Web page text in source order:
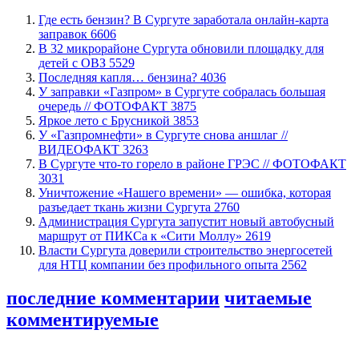
​Где есть бензин? В Сургуте заработала онлайн-карта
заправок 6606
В 32 микрорайоне Сургута обновили площадку для
детей с ОВЗ 5529
​Последняя капля… бензина? 4036
​У заправки «Газпром» в Сургуте собралась большая
очередь // ФОТОФАКТ 3875
Яркое лето с Брусникой 3853
У «Газпромнефти» в Сургуте снова аншлаг //
ВИДЕОФАКТ 3263
​В Сургуте что-то горело в районе ГРЭС // ФОТОФАКТ
3031
​Уничтожение «Нашего времени» — ошибка, которая
разъедает ткань жизни Сургута 2760
​Администрация Сургута запустит новый автобусный
маршрут от ПИКСа к «Сити Моллу» 2619
Власти Сургута доверили строительство энергосетей
для НТЦ компании без профильного опыта 2562
последние комментарии читаемые
комментируемые